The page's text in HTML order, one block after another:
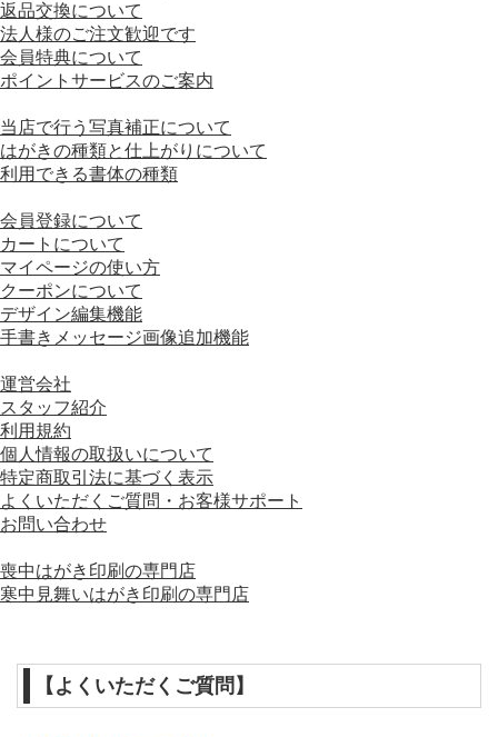
返品交換について
法人様のご注文歓迎です
会員特典について
ポイントサービスのご案内
当店で行う写真補正について
はがきの種類と仕上がりについて
利用できる書体の種類
会員登録について
カートについて
マイページの使い方
クーポンについて
デザイン編集機能
手書きメッセージ画像追加機能
運営会社
スタッフ紹介
利用規約
個人情報の取扱いについて
特定商取引法に基づく表示
よくいただくご質問・お客様サポート
お問い合わせ
喪中はがき印刷の専門店
寒中見舞いはがき印刷の専門店
【よくいただくご質問】